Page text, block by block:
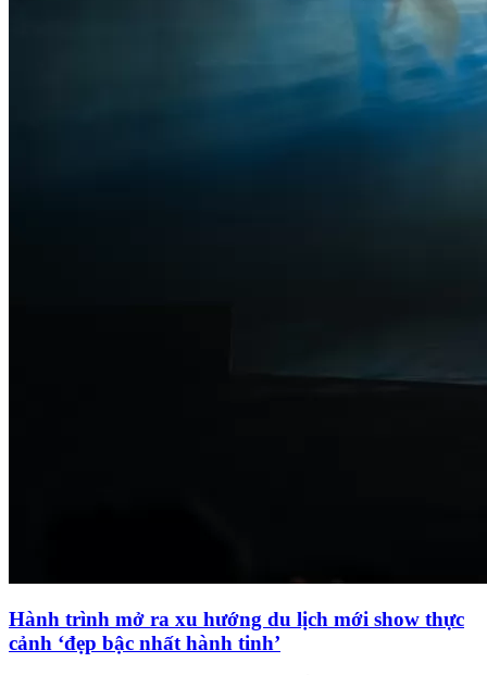
Hành trình mở ra xu hướng du lịch mới show thực
cảnh ‘đẹp bậc nhất hành tinh’